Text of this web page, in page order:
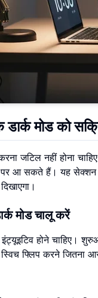
मोड को
जटिल नहीं होना
आ सकते हैं। यह सेक्शन
मोड चालू करें
इंट्यूइटिव होने
फ्लिप करने जितना